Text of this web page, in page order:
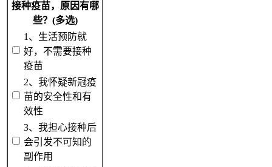
接种疫苗，原因有哪
些？(多选)
1、生活预防就
好，不需要接种
疫苗
2、我怀疑新冠疫
苗的安全性和有
效性
3、我担心接种后
会引发不可知的
副作用